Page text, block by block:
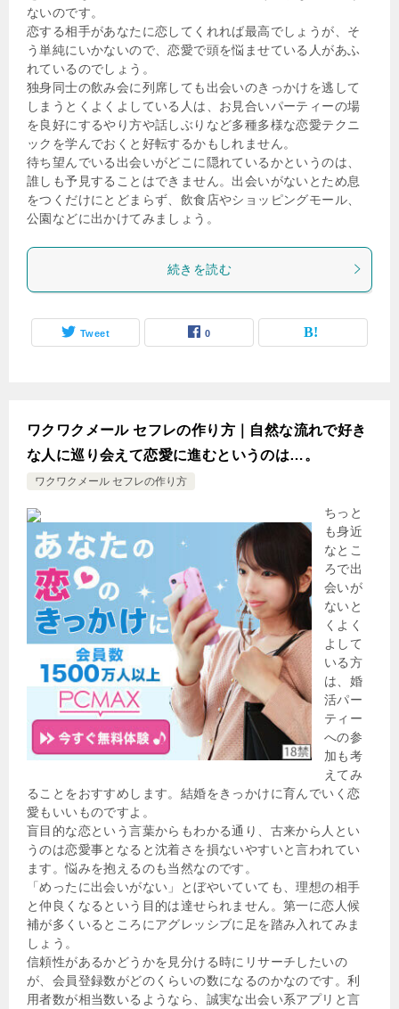
ないのです。
恋する相手があなたに恋してくれれば最高でしょうが、そ
う単純にいかないので、恋愛で頭を悩ませている人があふ
れているのでしょう。
独身同士の飲み会に列席しても出会いのきっかけを逃して
しまうとくよくよしている人は、お見合いパーティーの場
を良好にするやり方や話しぶりなど多種多様な恋愛テクニ
ックを学んでおくと好転するかもしれません。
待ち望んでいる出会いがどこに隠れているかというのは、
誰しも予見することはできません。出会いがないとため息
をつくだけにとどまらず、飲食店やショッピングモール、
公園などに出かけてみましょう。
続きを読む
Tweet 0
ワクワクメール セフレの作り方｜自然な流れで好き
な人に巡り会えて恋愛に進むというのは…。
ワクワクメール セフレの作り方
ちっと
も身近
なとこ
ろで出
会いが
ないと
くよく
よして
いる方
は、婚
活パー
ティー
への参
加も考
えてみ
ることをおすすめします。結婚をきっかけに育んでいく恋
愛もいいものですよ。
盲目的な恋という言葉からもわかる通り、古来から人とい
うのは恋愛事となると沈着さを損ないやすいと言われてい
ます。悩みを抱えるのも当然なのです。
「めったに出会いがない」とぼやいていても、理想の相手
と仲良くなるという目的は達せられません。第一に恋人候
補が多くいるところにアグレッシブに足を踏み入れてみま
しょう。
信頼性があるかどうかを見分ける時にリサーチしたいの
が、会員登録数がどのくらいの数になるのかなのです。利
用者数が相当数いるようなら、誠実な出会い系アプリと言